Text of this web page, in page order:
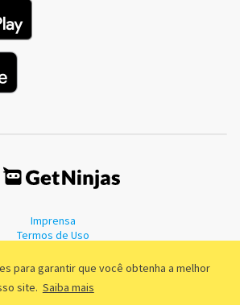
para garantir que você obtenha a melhor
site. Saiba mais
Imprensa
Termos de Uso